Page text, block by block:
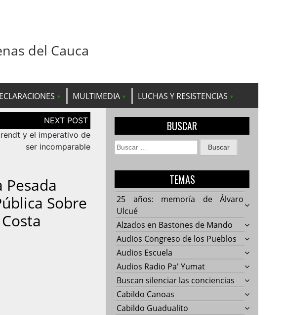
del Cauca
MULTIMEDIA LUCHAS Y RESISTENCIAS
y el imperativo de
ser incomparable
Sobre
BUSCAR
Buscar:
TEMAS
25 años: memoría de Álvaro
Ulcué
Alzados en Bastones de Mando
Audios Congreso de los Pueblos
Audios Escuela
Audios Radio Pa' Yumat
Buscan silenciar las conciencias
Cabildo Canoas
Cabildo Guadualito